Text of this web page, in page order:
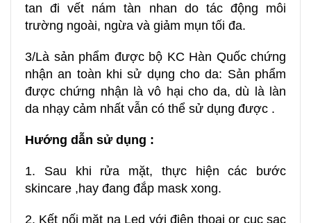
tan đi vết nám tàn nhan do tác động môi
trường ngoài, ngừa và giảm mụn tối đa.
3/Là sản phẩm được bộ KC Hàn Quốc chứng
nhận an toàn khi sử dụng cho da: Sản phẩm
được chứng nhận là vô hại cho da, dù là làn
da nhạy cảm nhất vẫn có thể sử dụng được .
Hướng dẫn sử dụng :
1. Sau khi rửa mặt, thực hiện các bước
skincare ,hay đang đắp mask xong.
2. Kết nối mặt nạ Led với điện thoại or cục sạc